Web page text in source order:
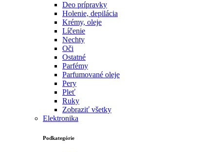
Deo prípravky
Holenie, depilácia
Krémy, oleje
Líčenie
Nechty
Oči
Ostatné
Parfémy
Parfumované oleje
Pery
Pleť
Ruky
Zobraziť všetky
Elektronika
Podkategórie